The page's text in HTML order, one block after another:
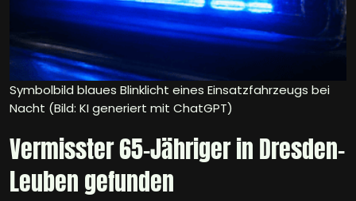
Symbolbild blaues Blinklicht eines Einsatzfahrzeugs bei
Nacht (Bild: KI generiert mit ChatGPT)
Vermisster 65-Jähriger in Dresden-
Leuben gefunden